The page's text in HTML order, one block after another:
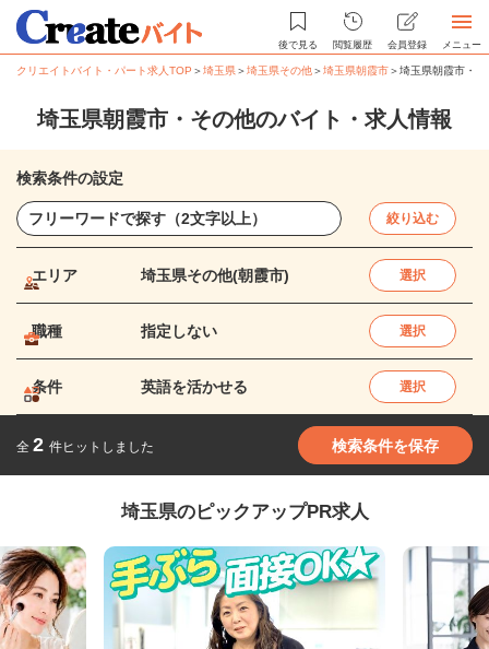
後で見る 閲覧履歴 会員登録 メニュー
クリエイトバイト・パート求人TOP ＞埼玉県＞埼玉県その他＞埼玉県朝霞市＞埼玉県朝霞市・
埼玉県朝霞市・その他のバイト・求人情報
検索条件の設定
絞り込む
エリア 埼玉県その他(朝霞市) 選択
職種 指定しない 選択
条件 英語を活かせる 選択
全 2 件ヒットしました 検索条件を保存
埼玉県のピックアップPR求人